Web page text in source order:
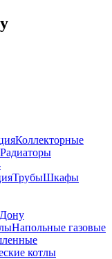
Коллекторные
Радиаторы
ТрубыШкафы
Напольные газовые
котлы